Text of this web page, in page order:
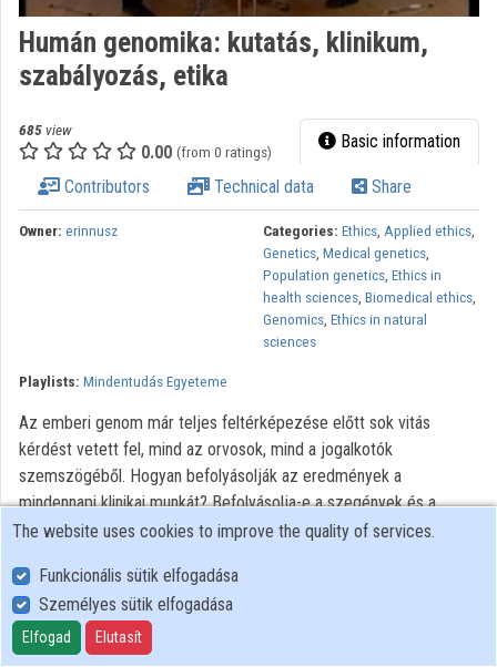
Categories
Organization playlists
Organizations
Contributors
Humán genomika: kutatás, klinikum,
szabályozás, etika
685 view
0.00 (from 0 ratings) Basic information
Contributors Technical data Share
Owner: erinnusz Categories: Ethics, Applied ethics,
Genetics, Medical genetics,
Population genetics, Ethics in
health sciences, Biomedical ethics,
Genomics, Ethics in natural
sciences
Playlists: Mindentudás Egyeteme
Az emberi genom már teljes feltérképezése előtt sok vitás
kérdést vetett fel, mind az orvosok, mind a jogalkotók
szemszögéből. Hogyan befolyásolják az eredmények a
mindennapi klinikai munkát? Befolyásolja-e a szegények és a
gazdagok közti különbségeket? Etikus-e szabadalmaztatni a
képességfokozó genetikai beavatkozásokat végrehajtani, ezekkel
kísérletezni embereken?
All rights reserved
The website uses cookies to improve the quality of services.
Funkcionális sütik elfogadása
Személyes sütik elfogadása
Elfogad Elutasít